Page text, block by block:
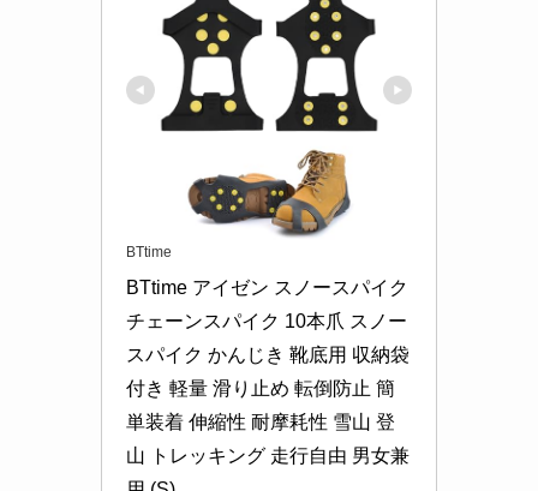
BTtime
BTtime アイゼン スノースパイク
チェーンスパイク 10本爪 スノー
スパイク かんじき 靴底用 収納袋
付き 軽量 滑り止め 転倒防止 簡
単装着 伸縮性 耐摩耗性 雪山 登
山 トレッキング 走行自由 男女兼